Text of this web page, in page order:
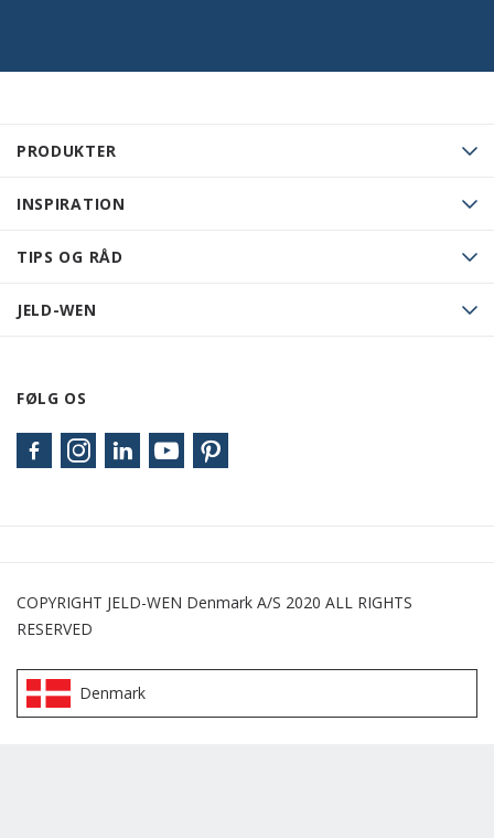
PRODUKTER
INSPIRATION
TIPS OG RÅD
JELD-WEN
FØLG OS
COPYRIGHT JELD-WEN Denmark A/S 2020 ALL RIGHTS
RESERVED
Denmark